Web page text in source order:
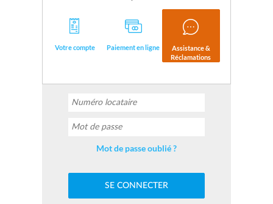
Votre compte Paiement en ligne
Assistance &
Réclamations
Mot de passe oublié ?